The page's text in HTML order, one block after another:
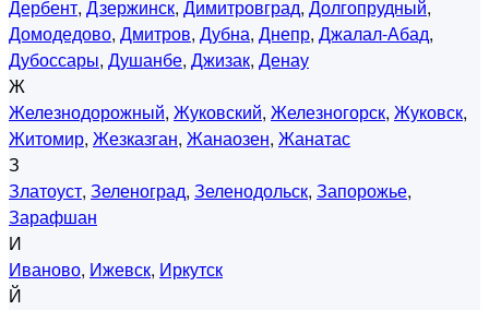
Дербент, Дзержинск, Димитровград, Долгопрудный,
Домодедово, Дмитров, Дубна, Днепр, Джалал-Абад,
Дубоссары, Душанбе, Джизак, Денау
Ж
Железнодорожный, Жуковский, Железногорск, Жуковск,
Житомир, Жезказган, Жанаозен, Жанатас
З
Златоуст, Зеленоград, Зеленодольск, Запорожье,
Зарафшан
И
Иваново, Ижевск, Иркутск
Й